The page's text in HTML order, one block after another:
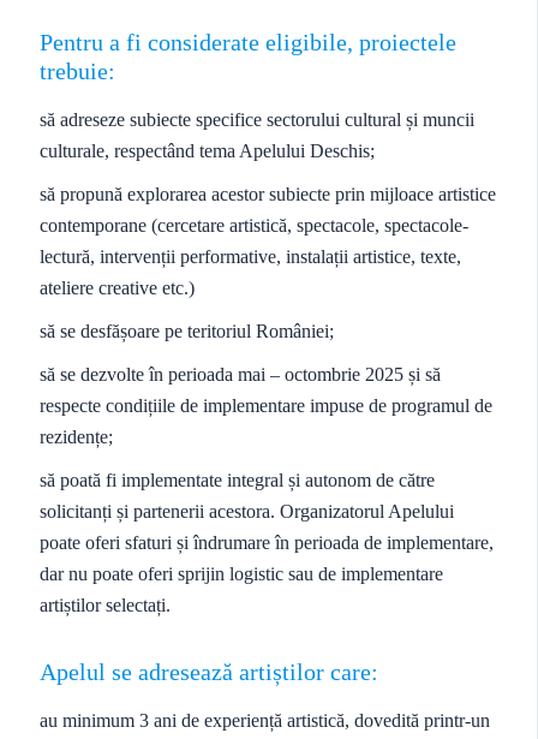
Pentru a fi considerate eligibile, proiectele
trebuie:
să adreseze subiecte specifice sectorului cultural și muncii
culturale, respectând tema Apelului Deschis;
să propună explorarea acestor subiecte prin mijloace artistice
contemporane (cercetare artistică, spectacole, spectacole-
lectură, intervenții performative, instalații artistice, texte,
ateliere creative etc.)
să se desfășoare pe teritoriul României;
să se dezvolte în perioada mai – octombrie 2025 și să
respecte condițiile de implementare impuse de programul de
rezidențe;
să poată fi implementate integral și autonom de către
solicitanți și partenerii acestora. Organizatorul Apelului
poate oferi sfaturi și îndrumare în perioada de implementare,
dar nu poate oferi sprijin logistic sau de implementare
artiștilor selectați.
Apelul se adresează artiștilor care:
au minimum 3 ani de experiență artistică, dovedită printr-un